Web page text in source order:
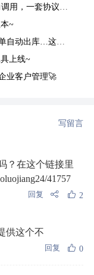
议打通所有业务系统
~
仓储管理太硬核了！
上线~
业客户管理🚀
写留言
？在这个链接里
41757
回复 2
供这个不
回复 0